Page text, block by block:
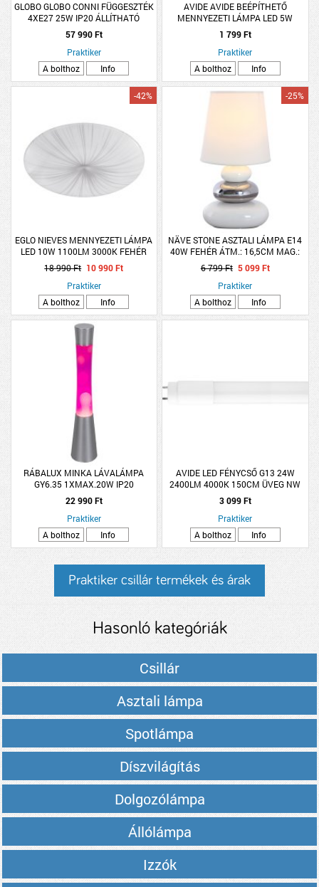
GLOBO GLOBO CONNI FÜGGESZTÉK
4XE27 25W IP20 ÁLLÍTHATÓ
MAGASSÁG 85X15X120CM FA-
ÜVEG FÜSTSZÍN
57 990 Ft
Praktiker
A bolthoz
Info
AVIDE AVIDE BEÉPÍTHETŐ
MENNYEZETI LÁMPA LED 5W
400LM 3000K WW KEREK
MŰANYAG
1 799 Ft
Praktiker
A bolthoz
Info
EGLO NIEVES MENNYEZETI LÁMPA
LED 10W 1100LM 3000K FEHÉR
-42%
18 990 Ft 10 990 Ft
Praktiker
A bolthoz
Info
NÄVE STONE ASZTALI LÁMPA E14
40W FEHÉR ÁTM.: 16,5CM MAG.:
31CM
-25%
6 799 Ft 5 099 Ft
Praktiker
A bolthoz
Info
RÁBALUX MINKA LÁVALÁMPA
GY6.35 1XMAX.20W IP20
RÓZSASZÍN LÁVADEKORRAL
39,5CM EZÜST
22 990 Ft
Praktiker
A bolthoz
Info
AVIDE LED FÉNYCSŐ G13 24W
2400LM 4000K 150CM ÜVEG NW
3 099 Ft
Praktiker
A bolthoz
Info
Praktiker csillár termékek és árak
Hasonló kategóriák
Csillár
Asztali lámpa
Spotlámpa
Díszvilágítás
Dolgozólámpa
Állólámpa
Izzók